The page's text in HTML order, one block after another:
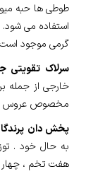
طوطی ها حبه
گرمی موجود است
سرلاک تقویتی
مخصوص عروس
پخش دان
به حال خود .
هفت تخم ، چهار